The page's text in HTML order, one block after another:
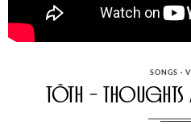
SONGS ·
Tōth – Thoughts